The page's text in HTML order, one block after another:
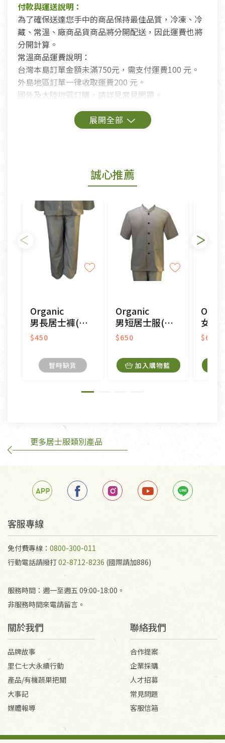
付款與運送說明：
為了確保送達您手中的商品保持最佳品質，冷凍、冷
藏、常溫、廠商品貨商品將分開配送，因此運費也將
分開計算。
常溫商品運費說明：
台灣本島訂單金額未滿750元，需支付運費100 元。
外島地區訂單一律收取運費200 元。
國外及大陸地區訂購，請詳見常見問題。
鑑賞期商品說明：
若您購買的商品有下列「不適用七天鑑賞期商品」情
形者，除商品瑕疵以外，恕不接受退換貨.
依消保法之規定提供該商品七天免費鑑賞期(含例假
日)的服務，原則上若商品未經使用或被汙損(除商品
瑕疵)，一般皆可申請退換貨。
不適用七天鑑賞期商品：
以數位或電磁紀錄形式儲存之商品、易於變質或損壞
接受原片換新。
衣飾鞋類-如T恤，如於送達後水洗或污損者。
美容保養用品、內衣褲、襪子、口罩等私人消耗性產
內衣褲、襪子、口罩個人衛生用品除商品本身有瑕疵
外,依據《通訊交易解除權合理例外情事適用準
訂購手抄稿退貨需知：
若未保持原包裝方式或未使用原箱退回，導致書籍有
任何折損、磨損、污損或凹角，將不接受退貨，也不
不接受退貨之手抄稿，為敬重法寶故，里仁網購無法
代為結緣處理等。 若需將手抄稿寄還給消費者，因而
產生的運費100元/箱將由消費者負擔。
誠心推薦
Organic
男長居士褲(吸溼排汗)
$450
暫時缺貨
Organic
男短居士服(吸溼排汗)
$650
加入購物籃
女短居士
$650
更多居士服類別產品
客服專線
免付費專線： 0800-300-011
行動電話請撥打02-8712-8236 (國際請加886)
服務時間：週一至週五 09:00-18:00。
非服務時間來電請留言。
關於我們
品牌故事
里仁七大永續行動
產品/有機蔬果把關
大事記
媒體報導
聯絡我們
合作提案
企業採購
人才招募
常見問題
客服信箱